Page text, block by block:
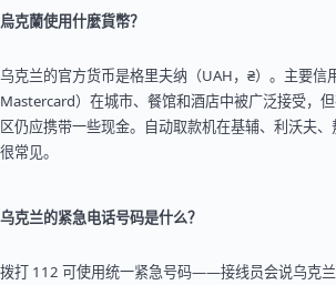
烏克蘭使用什麼貨幣？
乌克兰的官方货币是格里夫纳（UAH，₴）。主要信
Mastercard）在城市、餐馆和酒店中被广泛接受，
区仍应携带一些现金。自动取款机在基辅、利沃夫
很常见。
乌克兰的紧急电话号码是什么？
拨打 112 可使用统一紧急号码——接线员会说乌克